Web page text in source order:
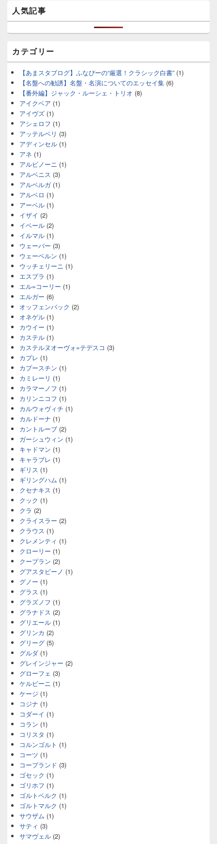
人気記事
カテゴリー
【あまスタブログ】ふなぴーの“厳選！クラシック白書” (1)
【名盤への勧誘】名盤・名演についてのエッセイ集 (6)
【番外編】ジャック・ルーシェ・トリオ (8)
アイクベア (1)
アイヴズ (1)
アシェロフ (1)
アッテルベリ (3)
アディンセル (1)
アネ (1)
アルビノーニ (1)
アルベニス (3)
アルベルガ(1)
アルベロ (1)
アーベル (1)
イザイ (2)
イベール (2)
イルマル (1)
ウェーバー (3)
ウェーベルン (1)
ウッチェリーニ (1)
エスプラ (1)
エル=コーリー (1)
エルガー (6)
オッフェンバック (2)
オネゲル (1)
カウイー (1)
カステル (1)
カステルヌオーヴォ=テデスコ (3)
カプレ (1)
カプースチン (1)
カミレーリ (1)
カラマーノフ (1)
カリンニコフ (1)
カルウォヴィチ (1)
カルドーナ (1)
カントルーブ (2)
ガーシュウィン (1)
キャドマン (1)
キャラブレ (1)
ギリス (1)
ギリングハム (1)
クセナキス (1)
クック (1)
クラ (2)
クライスラー (2)
クラウス (1)
クレメンティ (1)
クローリー (1)
クープラン (2)
グアスタビーノ (1)
グノー (1)
グラス (1)
グラズノフ (1)
グラナドス (2)
グリエール (1)
グリンカ (2)
グリーグ (5)
グルダ (1)
グレインジャー (2)
グローフェ (3)
ケルビーニ (1)
ケージ (1)
コジナ (1)
コダーイ (1)
コラン (1)
コリスタ (1)
コルンゴルト (1)
コーツ (1)
コープランド (3)
ゴセック (1)
ゴリホフ (1)
ゴルトベルク (1)
ゴルトマルク (1)
サウザム (1)
サティ (3)
サマヴェル (2)